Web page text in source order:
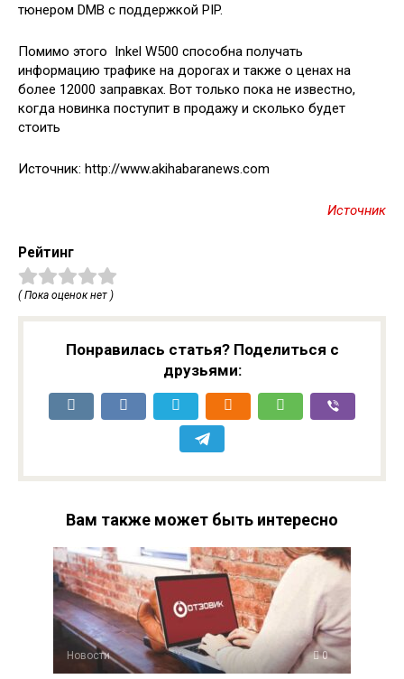
тюнером DMB с поддержкой PIP.
Помимо этого Inkel W500 способна получать
информацию трафике на дорогах и также о ценах на
более 12000 заправках. Вот только пока не известно,
когда новинка поступит в продажу и сколько будет
стоить
Источник: http://www.akihabaranews.com
Источник
Рейтинг
( Пока оценок нет )
Понравилась статья? Поделиться с
друзьями:
Вам также может быть интересно
Новости 0